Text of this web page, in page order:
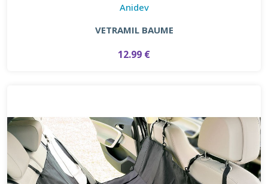
Anidev
VETRAMIL BAUME
12.99 €